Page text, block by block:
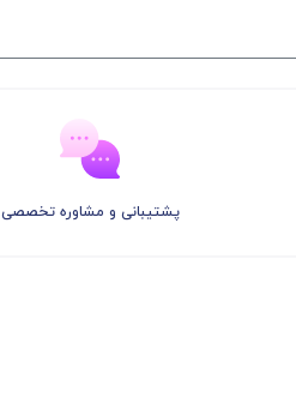
پشتیبانی و مشاوره تخصصی